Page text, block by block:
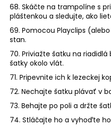
68. Skáčte na trampolíne s
pláštenkou a sledujte, ako
69. Pomocou Playclips
stan.
70. Priviažte šatku na
šatky okolo vlát.
71. Pripevnite ich k lezeckej
72. Nechajte šatku plávať v
73. Behajte po poli a držte
74. Stláčajte ho a vyhoďte